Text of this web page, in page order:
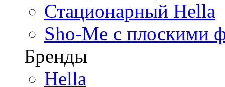
Стационарный Hella
Sho-Me с плоскими
Бренды
Hella